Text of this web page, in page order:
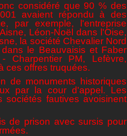
considéré que 90 % des
avaient répondu à des
par exemple, l'entreprise
Léon-Noël dans l'Oise,
la société Chevalier Nord
le Beauvaisis et Faber
Charpentier PM, Lefèvre,
ces offres truquées.
de monuments historiques
par la cour d'appel. Les
sociétés fautives avoisinent
de prison avec sursis pour